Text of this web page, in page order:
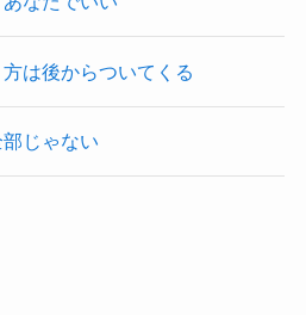
は後からついてくる
じゃない